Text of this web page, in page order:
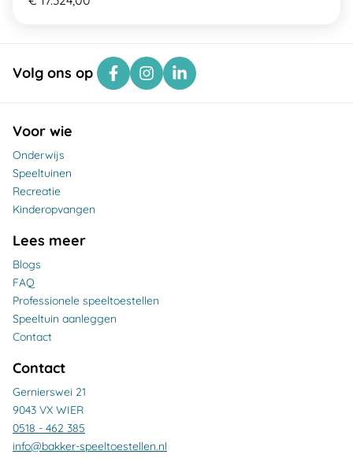
Volg ons op
Voor wie
Onderwijs
Speeltuinen
Recreatie
Kinderopvangen
Lees meer
Blogs
FAQ
Professionele speeltoestellen
Speeltuin aanleggen
Contact
Contact
Gernierswei 21
9043 VX WIER
0518 - 462 385
info@bakker-speeltoestellen.nl